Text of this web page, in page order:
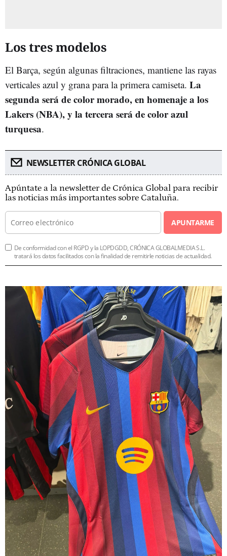
Los tres modelos
El Barça, según algunas filtraciones, mantiene las rayas
verticales azul y grana para la primera camiseta. La
segunda será de color morado, en homenaje a los
Lakers (NBA), y la tercera será de color azul
turquesa.
NEWSLETTER CRÓNICA GLOBAL
Apúntate a la newsletter de Crónica Global para recibir
las noticias más importantes sobre Cataluña.
APUNTARME
De conformidad con el RGPD y la LOPDGDD, CRÓNICA GLOBALMEDIA S.L.
tratará los datos facilitados con la finalidad de remitirle noticias de actualidad.